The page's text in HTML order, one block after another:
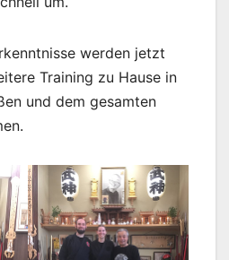
werden jetzt
Training zu Hause in
und dem gesamten